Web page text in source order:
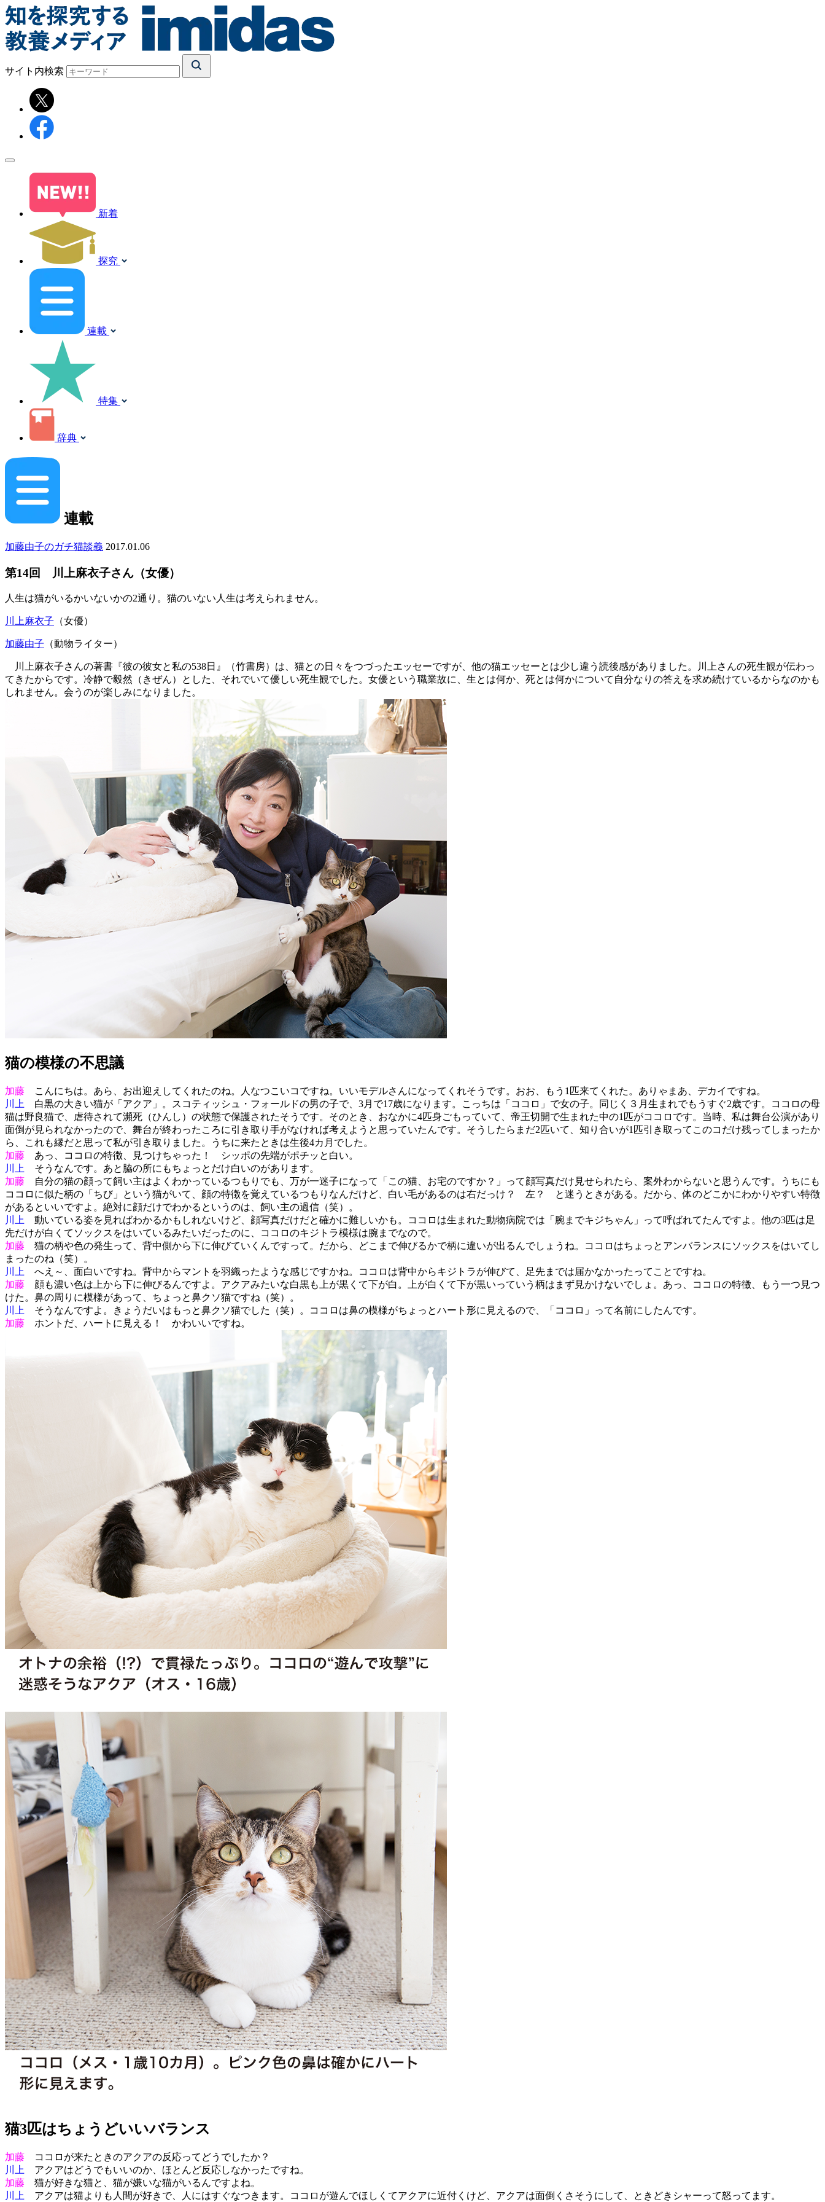
サイト内検索
新着
探究
連載
特集
辞典
連載
加藤由子のガチ猫談義 2017.01.06
第14回 川上麻衣子さん（女優）
人生は猫がいるかいないかの2通り。猫のいない人生は考えられません。
川上麻衣子 （女優）
加藤由子 （動物ライター）
川上麻衣子さんの著書『彼の彼女と私の538日』（竹書房）は、猫との日々をつづったエッセーですが、他の猫エッセーとは少し違う読後感がありました。川上さんの死生観が伝わっ
てきたからです。冷静で毅然（きぜん）とした、それでいて優しい死生観でした。女優という職業故に、生とは何か、死とは何かについて自分なりの答えを求め続けているからなのかも
しれません。会うのが楽しみになりました。
猫の模様の不思議
加藤 こんにちは。あら、お出迎えしてくれたのね。人なつこいコですね。いいモデルさんになってくれそうです。おお、もう1匹来てくれた。ありゃまあ、デカイですね。
川上
白黒の大きい猫が「アクア」。スコティッシュ・フォールドの男の子で、3月で17歳になります。こっちは「ココロ」で女の子。同じく３月生まれでもうすぐ2歳です。ココロの母
猫は野良猫で、虐待されて瀕死（ひんし）の状態で保護されたそうです。そのとき、おなかに4匹身ごもっていて、帝王切開で生まれた中の1匹がココロです。当時、私は舞台公演があり
面倒が見られなかったので、舞台が終わったころに引き取り手がなければ考えようと思っていたんです。そうしたらまだ2匹いて、知り合いが1匹引き取ってこのコだけ残ってしまったか
ら、これも縁だと思って私が引き取りました。うちに来たときは生後4カ月でした。
加藤 あっ、ココロの特徴、見つけちゃった！ シッポの先端がポチッと白い。
川上
そうなんです。あと脇の所にもちょっとだけ白いのがあります。
加藤 自分の猫の顔って飼い主はよくわかっているつもりでも、万が一迷子になって「この猫、お宅のですか？」って顔写真だけ見せられたら、案外わからないと思うんです。うちにも
ココロに似た柄の「ちび」という猫がいて、顔の特徴を覚えているつもりなんだけど、白い毛があるのは右だっけ？ 左？ と迷うときがある。だから、体のどこかにわかりやすい特徴
があるといいですよ。絶対に顔だけでわかるというのは、飼い主の過信（笑）。
川上
動いている姿を見ればわかるかもしれないけど、顔写真だけだと確かに難しいかも。ココロは生まれた動物病院では「腕までキジちゃん」って呼ばれてたんですよ。他の3匹は足
先だけが白くてソックスをはいているみたいだったのに、ココロのキジトラ模様は腕までなので。
加藤 猫の柄や色の発生って、背中側から下に伸びていくんですって。だから、どこまで伸びるかで柄に違いが出るんでしょうね。ココロはちょっとアンバランスにソックスをはいてし
まったのね（笑）。
川上
へえ～、面白いですね。背中からマントを羽織ったような感じですかね。ココロは背中からキジトラが伸びて、足先までは届かなかったってことですね。
加藤 顔も濃い色は上から下に伸びるんですよ。アクアみたいな白黒も上が黒くて下が白。上が白くて下が黒いっていう柄はまず見かけないでしょ。あっ、ココロの特徴、もう一つ見つ
けた。鼻の周りに模様があって、ちょっと鼻クソ猫ですね（笑）。
川上
そうなんですよ。きょうだいはもっと鼻クソ猫でした（笑）。ココロは鼻の模様がちょっとハート形に見えるので、「ココロ」って名前にしたんです。
加藤 ホントだ、ハートに見える！ かわいいですね。
猫3匹はちょうどいいバランス
加藤 ココロが来たときのアクアの反応ってどうでしたか？
川上
アクアはどうでもいいのか、ほとんど反応しなかったですね。
加藤 猫が好きな猫と、猫が嫌いな猫がいるんですよね。
川上
アクアは猫よりも人間が好きで、人にはすぐなつきます。ココロが遊んでほしくてアクアに近付くけど、アクアは面倒くさそうにして、ときどきシャーって怒ってます。